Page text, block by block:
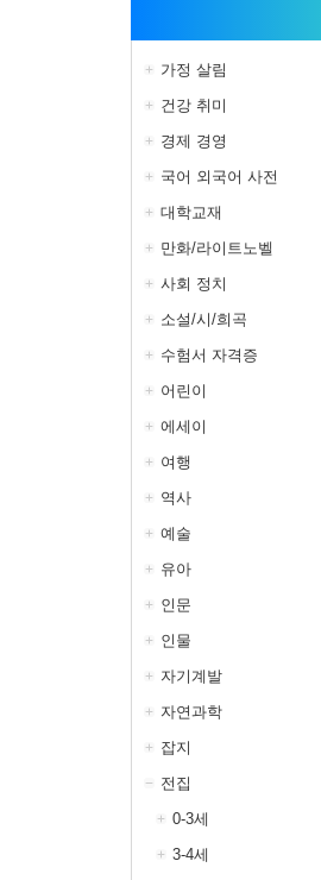
가정 살림
건강 취미
경제 경영
국어 외국어 사전
대학교재
만화/라이트노벨
사회 정치
소설/시/희곡
수험서 자격증
어린이
에세이
여행
역사
예술
유아
인문
인물
자기계발
자연과학
잡지
전집
0-3세
3-4세